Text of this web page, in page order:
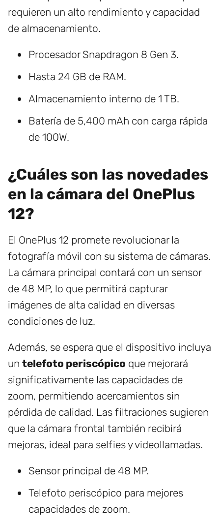
requieren un alto rendimiento y capacidad
de almacenamiento.
Procesador Snapdragon 8 Gen 3.
Hasta 24 GB de RAM.
Almacenamiento interno de 1 TB.
Batería de 5,400 mAh con carga rápida
de 100W.
¿Cuáles son las novedades
en la cámara del OnePlus
12?
El OnePlus 12 promete revolucionar la
fotografía móvil con su sistema de cámaras.
La cámara principal contará con un sensor
de 48 MP, lo que permitirá capturar
imágenes de alta calidad en diversas
condiciones de luz.
Además, se espera que el dispositivo incluya
un telefoto periscópico que mejorará
significativamente las capacidades de
zoom, permitiendo acercamientos sin
pérdida de calidad. Las filtraciones sugieren
que la cámara frontal también recibirá
mejoras, ideal para selfies y videollamadas.
Sensor principal de 48 MP.
Telefoto periscópico para mejores
capacidades de zoom.